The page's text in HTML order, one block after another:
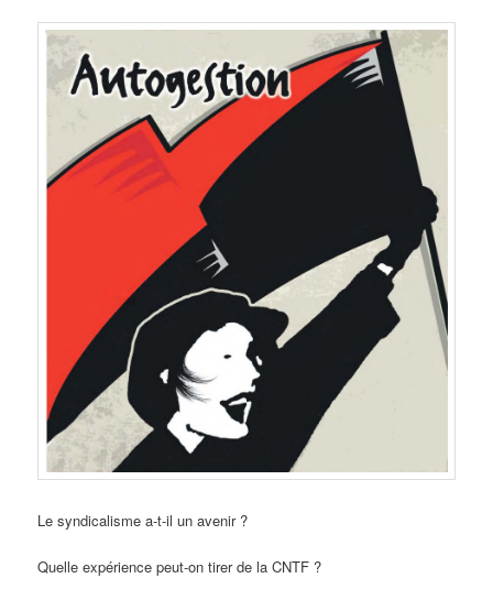
Le syndicalisme a-t-il un avenir ?
Quelle expérience peut-on tirer de la CNTF ?